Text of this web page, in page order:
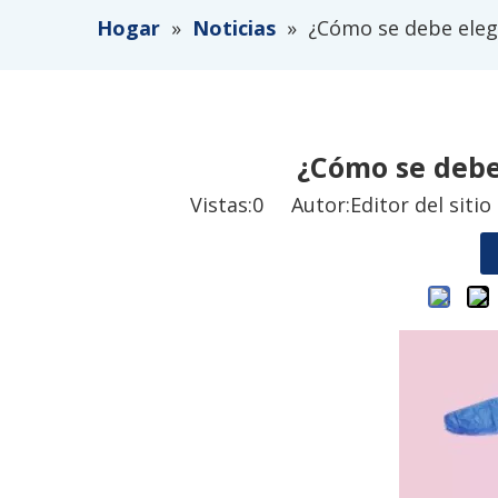
Hogar » Noticias » ¿Cómo se debe
¿Cómo se
Vistas:0 Autor:Editor del